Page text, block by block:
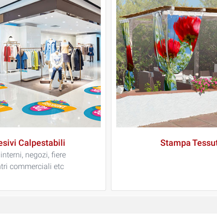
Calpestabili
negozi, fiere
commerciali etc
Stampa